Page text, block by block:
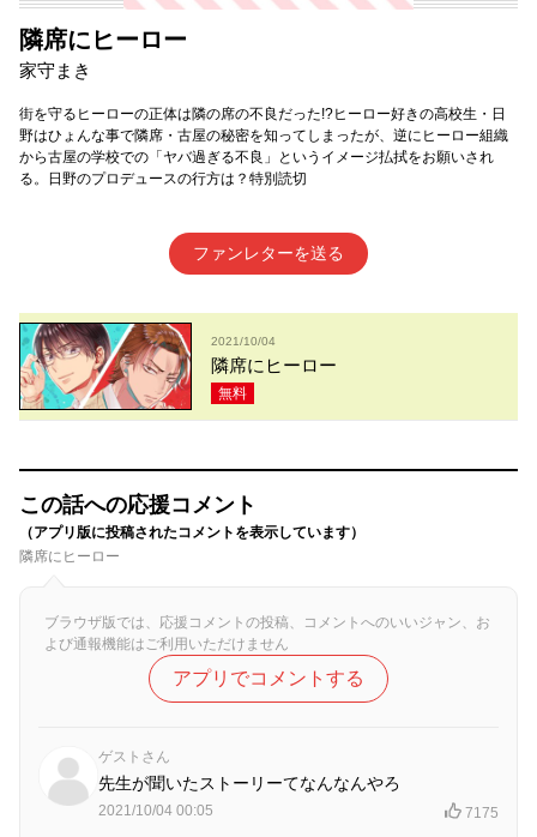
隣席にヒーロー
家守まき
街を守るヒーローの正体は隣の席の不良だった!?ヒーロー好きの高校生・日
野はひょんな事で隣席・古屋の秘密を知ってしまったが、逆にヒーロー組織
から古屋の学校での「ヤバ過ぎる不良」というイメージ払拭をお願いされ
る。日野のプロデュースの行方は？特別読切
ファンレターを送る
2021/10/04
隣席にヒーロー
無料
この話への応援コメント
（アプリ版に投稿されたコメントを表示しています）
隣席にヒーロー
ブラウザ版では、応援コメントの投稿、コメントへのいいジャン、お
よび通報機能はご利用いただけません
アプリでコメントする
ゲストさん
先生が聞いたストーリーてなんなんやろ
2021/10/04 00:05 7175